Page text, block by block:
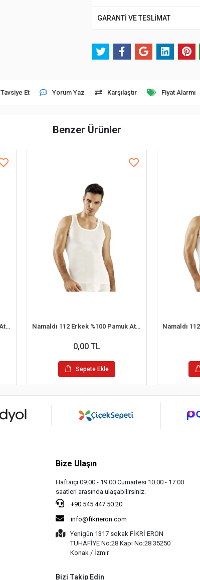
GARANTİ VE TESLİMAT
Tavsiye Et Yorum Yaz Karşılaştır Fiyat Alarmı
Benzer Ürünler
Namaldı 112 Erkek %100 Pamuk Atlet S 6'lı Paket Namaldı 112 Erkek %100 Pamuk Atlet 2XL 6'lı Paket
0,00 TL
Sepete Ekle
Bize Ulaşın
Haftaiçi 09:00 - 19:00 Cumartesi 10:00 - 17:00
saatleri arasında ulaşabilirsiniz.
+90 545 447 50 20
info@fikrieron.com
Yenigün 1317 sokak FİKRİ ERON
TUHAFİYE No:28 Kapı No:28 35250
Konak / İzmir
Bizi Takip Edin